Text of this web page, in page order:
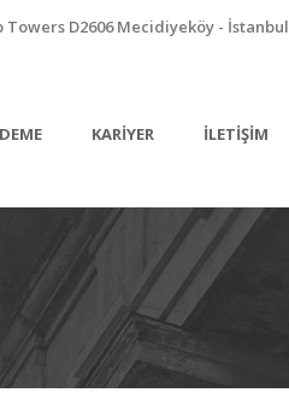
Towers D2606 Mecidiyeköy - İstanbul
KARİYER İLETİŞİM